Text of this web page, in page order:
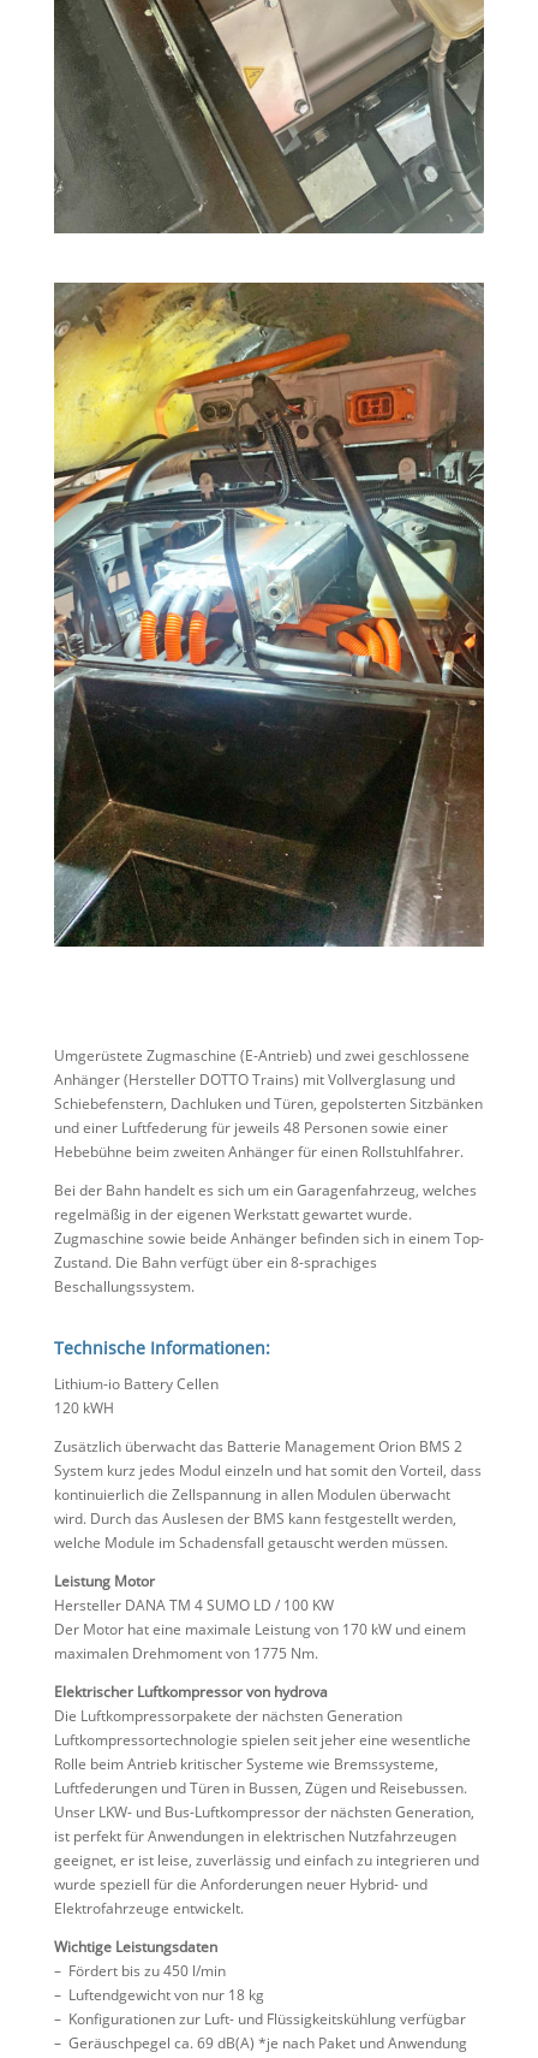
Umgerüstete Zugmaschine (E-Antrieb) und zwei geschlossene
Anhänger (Hersteller DOTTO Trains) mit Vollverglasung und
Schiebefenstern, Dachluken und Türen, gepolsterten Sitzbänken
und einer Luftfederung für jeweils 48 Personen sowie einer
Hebebühne beim zweiten Anhänger für einen Rollstuhlfahrer.
Bei der Bahn handelt es sich um ein Garagenfahrzeug, welches
regelmäßig in der eigenen Werkstatt gewartet wurde.
Zugmaschine sowie beide Anhänger befinden sich in einem Top-
Zustand. Die Bahn verfügt über ein 8-sprachiges
Beschallungssystem.
Technische Informationen:
Lithium-io Battery Cellen
120 kWH
Zusätzlich überwacht das Batterie Management Orion BMS 2
System kurz jedes Modul einzeln und hat somit den Vorteil, dass
kontinuierlich die Zellspannung in allen Modulen überwacht
wird. Durch das Auslesen der BMS kann festgestellt werden,
welche Module im Schadensfall getauscht werden müssen.
Leistung Motor
Hersteller DANA TM 4 SUMO LD / 100 KW
Der Motor hat eine maximale Leistung von 170 kW und einem
maximalen Drehmoment von 1775 Nm.
Elektrischer Luftkompressor von hydrova
Die Luftkompressorpakete der nächsten Generation
Luftkompressortechnologie spielen seit jeher eine wesentliche
Rolle beim Antrieb kritischer Systeme wie Bremssysteme,
Luftfederungen und Türen in Bussen, Zügen und Reisebussen.
Unser LKW- und Bus-Luftkompressor der nächsten Generation,
ist perfekt für Anwendungen in elektrischen Nutzfahrzeugen
geeignet, er ist leise, zuverlässig und einfach zu integrieren und
wurde speziell für die Anforderungen neuer Hybrid- und
Elektrofahrzeuge entwickelt.
Wichtige Leistungsdaten
– Fördert bis zu 450 l/min
– Luftendgewicht von nur 18 kg
– Konfigurationen zur Luft- und Flüssigkeitskühlung verfügbar
– Geräuschpegel ca. 69 dB(A) *je nach Paket und Anwendung